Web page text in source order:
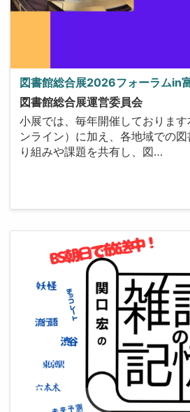
図書館総合展2026フォーラムin
図書館総合展運営委員会
小展では、毎年開催しておりま
ンライン）に加え、各地域での
り組みや課題を共有し、図…